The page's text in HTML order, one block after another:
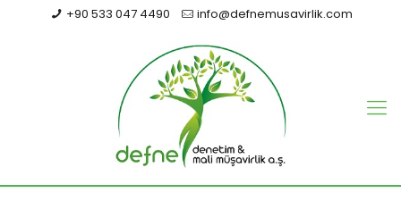
+90 533 047 4490 info@defnemusavirlik.com